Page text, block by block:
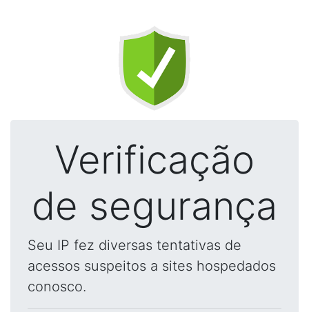
Verificação
de segurança
Seu IP fez diversas tentativas de
acessos suspeitos a sites hospedados
conosco.